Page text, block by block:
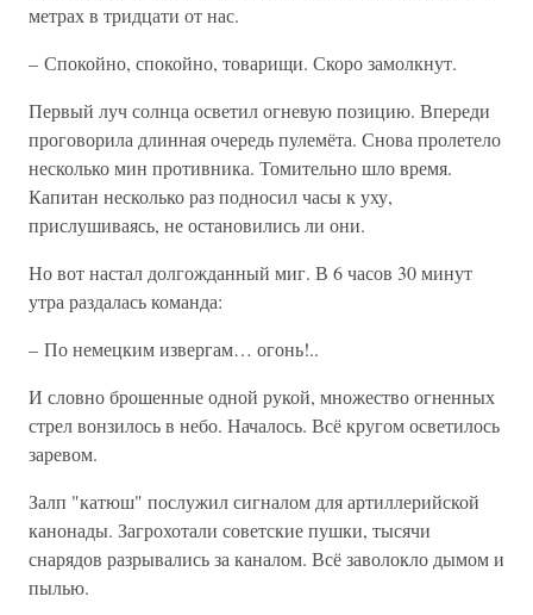
метрах в тридцати от нас.
– Спокойно, спокойно, товарищи. Скоро замолкнут.
Первый луч солнца осветил огневую позицию. Впереди
проговорила длинная очередь пулемёта. Снова пролетело
несколько мин противника. Томительно шло время.
Капитан несколько раз подносил часы к уху,
прислушиваясь, не остановились ли они.
Но вот настал долгожданный миг. В 6 часов 30 минут
утра раздалась команда:
– По немецким извергам… огонь!..
И словно брошенные одной рукой, множество огненных
стрел вонзилось в небо. Началось. Всё кругом осветилось
заревом.
Залп "катюш" послужил сигналом для артиллерийской
канонады. Загрохотали советские пушки, тысячи
снарядов разрывались за каналом. Всё заволокло дымом и
пылью.